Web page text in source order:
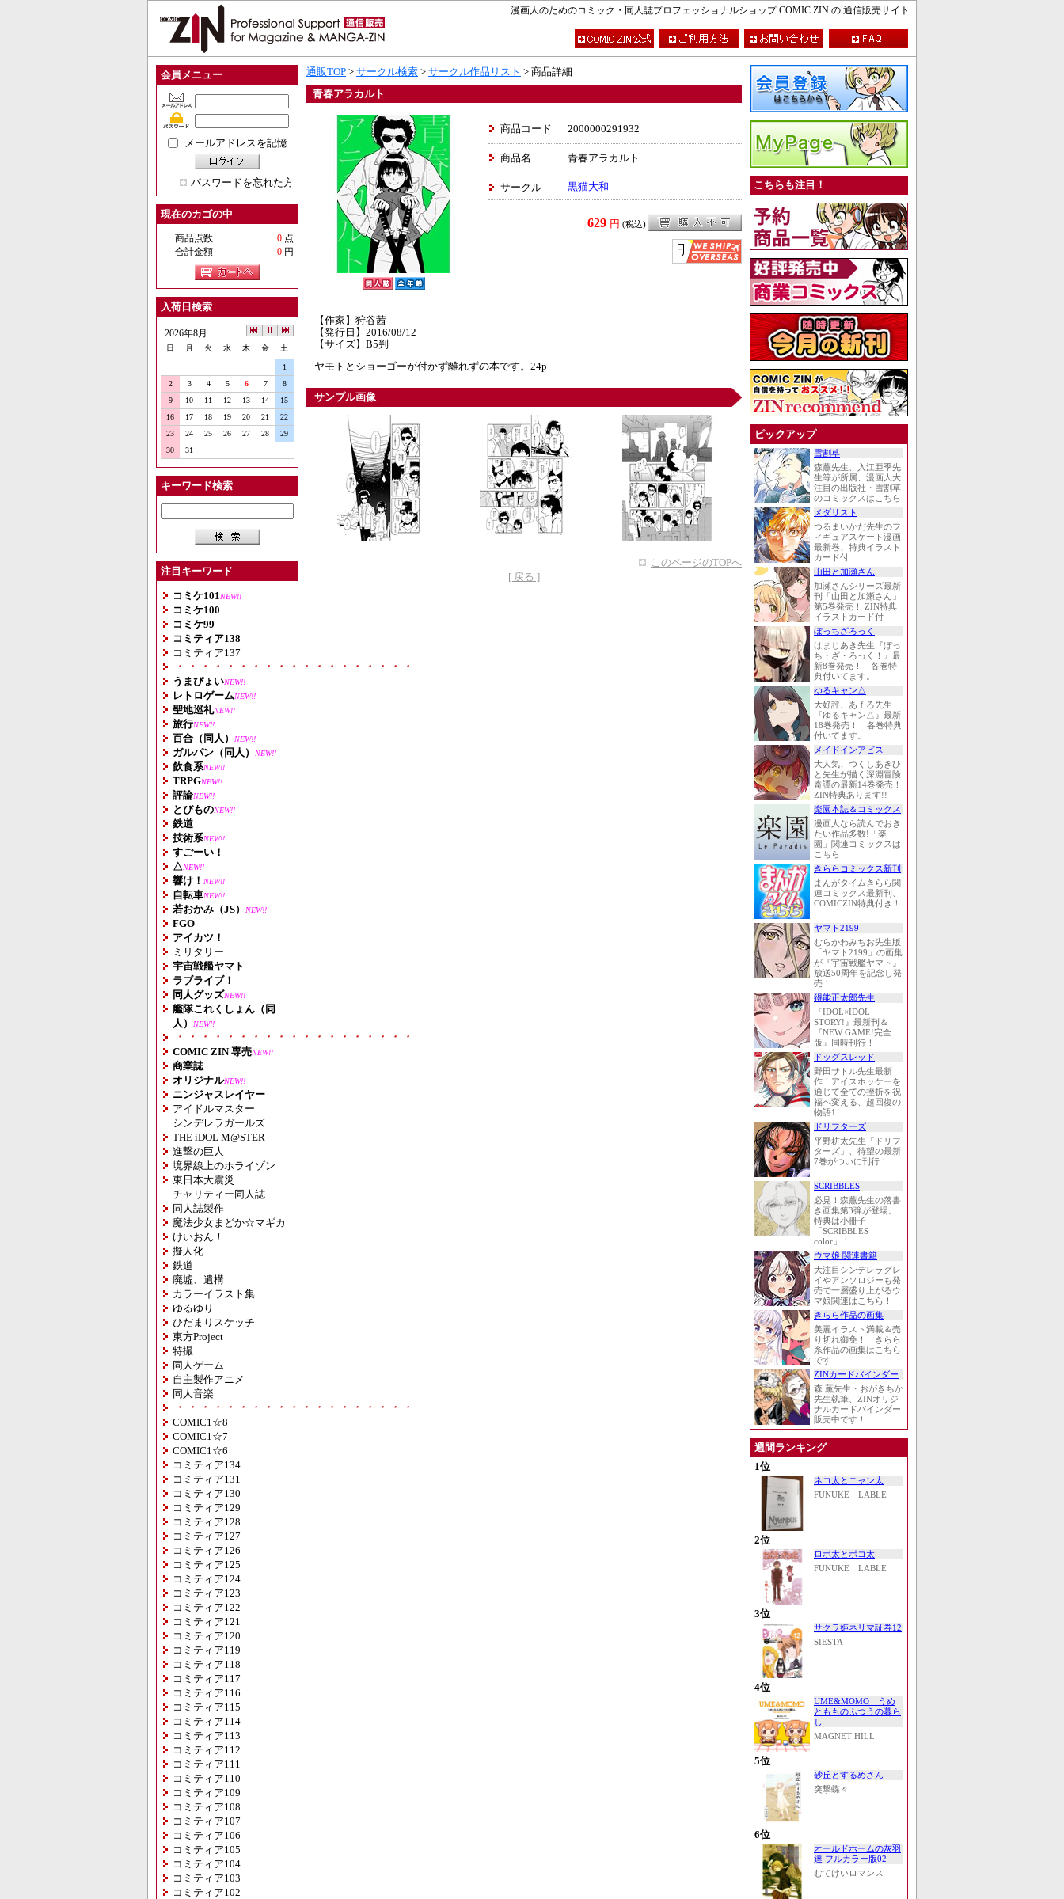
漫画人のためのコミック・同人誌プロフェッショナルショップ COMIC ZIN の 通信販売サイト
会員メニュー
メールアドレスを記憶
パスワードを忘れた方
現在のカゴの中
商品点数 0 点
合計金額
0 円
入荷日検索
2026年8月
日 月 火 水 木 金 土
1
2
3 4 5 6 7
8
9
10 11 12 13 14
15
16
17 18 19 20 21
22
23
24 25 26 27 28
29
30
31
キーワード検索
注目キーワード
コミケ101 NEW!!
コミケ100
コミケ99
コミティア138
コミティア137
・・・・・・・・・・・・・・・・・・・
うまぴょいNEW!!
レトロゲームNEW!!
聖地巡礼NEW!!
旅行NEW!!
百合（同人） NEW!!
ガルパン（同人） NEW!!
飲食系NEW!!
TRPGNEW!!
評論NEW!!
とびものNEW!!
鉄道
技術系NEW!!
すごーい！
△NEW!!
響け！ NEW!!
自転車NEW!!
若おかみ（JS） NEW!!
FGO
アイカツ！
ミリタリー
宇宙戦艦ヤマト
ラブライブ！
同人グッズNEW!!
艦隊これくしょん（同
人）
NEW!!
・・・・・・・・・・・・・・・・・・・
COMIC ZIN 専売NEW!!
商業誌
オリジナルNEW!!
ニンジャスレイヤー
アイドルマスター
シンデレラガールズ
THE iDOL M@STER
進撃の巨人
境界線上のホライゾン
東日本大震災
チャリティー同人誌
同人誌製作
魔法少女まどか☆マギカ
けいおん！
擬人化
鉄道
廃墟、遺構
カラーイラスト集
ゆるゆり
ひだまりスケッチ
東方Project
特撮
同人ゲーム
自主製作アニメ
同人音楽
・・・・・・・・・・・・・・・・・・・
COMIC1☆8
COMIC1☆7
COMIC1☆6
コミティア134
コミティア131
コミティア130
コミティア129
コミティア128
コミティア127
コミティア126
コミティア125
コミティア124
コミティア123
コミティア122
コミティア121
コミティア120
コミティア119
コミティア118
コミティア117
コミティア116
コミティア115
コミティア114
コミティア113
コミティア112
コミティア111
コミティア110
コミティア109
コミティア108
コミティア107
コミティア106
コミティア105
コミティア104
コミティア103
コミティア102
通販TOP > サークル検索 > サークル作品リスト > 商品詳細
青春アラカルト
商品コード 2000000291932
商品名 青春アラカルト
サークル 黒猫大和
629 円 (税込)
【作家】狩谷茜
【発行日】2016/08/12
【サイズ】B5判
ヤモトとショーゴーが付かず離れずの本です。24p
サンプル画像
このページのTOPへ
[ 戻る ]
こちらも注目！
ピックアップ
雪割草
森薫先生、入江亜季先
生等が所属、漫画人大
注目の出版社・雪割草
のコミックスはこちら
メダリスト
つるまいかだ先生のフ
ィギュアスケート漫画
最新巻、特典イラスト
カード付
山田と加瀬さん
加瀬さんシリーズ最新
刊「山田と加瀬さん」
第5巻発売！ ZIN特典
イラストカード付
ぼっちざろっく
はまじあき先生『ぼっ
ち・ざ・ろっく！』最
新8巻発売！ 各巻特
典付いてます。
ゆるキャン△
大好評、あｆろ先生
『ゆるキャン△』最新
18巻発売！ 各巻特典
付いてます。
メイドインアビス
大人気、つくしあきひ
と先生が描く深淵冒険
奇譚の最新14巻発売！
ZIN特典あります!!
楽園本誌＆コミックス
漫画人なら読んでおき
たい作品多数!「楽
園」関連コミックスは
こちら
きららコミックス新刊
まんがタイムきらら関
連コミックス最新刊、
COMICZIN特典付き！
ヤマト2199
むらかわみちお先生版
「ヤマト2199」の画集
が『宇宙戦艦ヤマト』
放送50周年を記念し発
売！
得能正太郎先生
『IDOL×IDOL
STORY!』最新刊＆
『NEW GAME!完全
版』同時刊行！
ドッグスレッド
野田サトル先生最新
作！アイスホッケーを
通じて全ての挫折を祝
福へ変える、超回復の
物語1
ドリフターズ
平野耕太先生「ドリフ
ターズ」、待望の最新
7巻がついに刊行！
SCRIBBLES
必見！森薫先生の落書
き画集第3弾が登場。
特典は小冊子
「SCRIBBLES
color」！
ウマ娘 関連書籍
大注目シンデレラグレ
イやアンソロジーも発
売で一層盛り上がるウ
マ娘関連はこちら！
きらら作品の画集
美麗イラスト満載＆売
り切れ御免！ きらら
系作品の画集はこちら
です
ZINカードバインダー
森 薫先生・おがきちか
先生執筆、ZINオリジ
ナルカードバインダー
販売中です！
週間ランキング
1位
ネコ太とニャン太
FUNUKE LABLE
2位
ロボ太とポコ太
FUNUKE LABLE
3位
サクラ姫ネリマ証券12
SIESTA
4位
UME&MOMO うめ
ともものふつうの暮ら
し
MAGNET HILL
5位
砂丘とするめさん
突撃蝶々
6位
オールドホームの灰羽
達 フルカラー版02
むてけいロマンス